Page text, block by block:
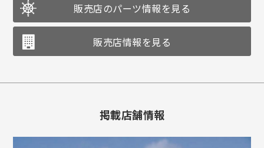
販売店のパーツ情報を見る
販売店情報を見る
掲載店舗情報